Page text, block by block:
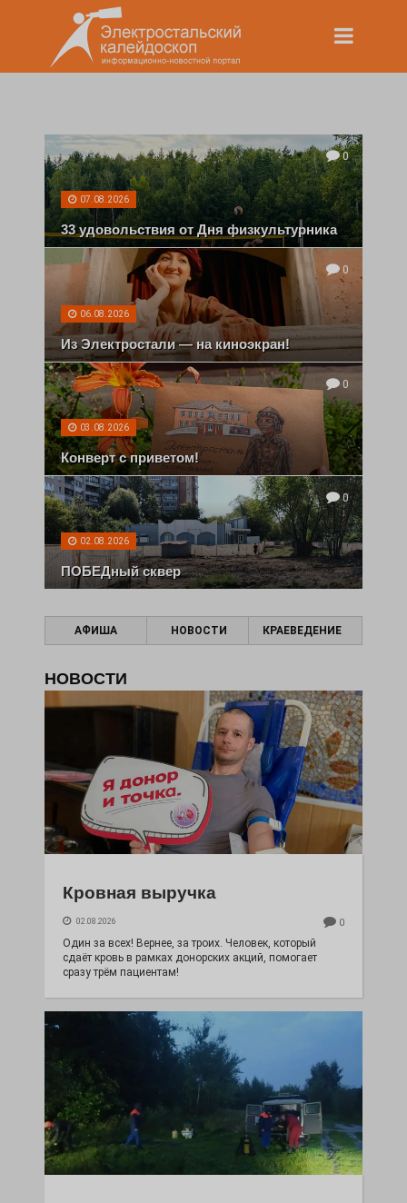
0
07.08.2026
33 удовольствия от Дня физкультурника
0
06.08.2026
Из Электростали — на киноэкран!
0
03.08.2026
Конверт с приветом!
0
02.08.2026
ПОБЕДный сквер
АФИША НОВОСТИ КРАЕВЕДЕНИЕ
НОВОСТИ
Кровная выручка
02.08.2026 0
Один за всех! Вернее, за троих. Человек, который
сдаёт кровь в рамках донорских акций, помогает
сразу трём пациентам!